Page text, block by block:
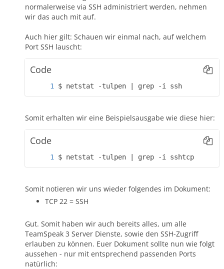
normalerweise via SSH administriert werden, nehmen
wir das auch mit auf.
Auch hier gilt: Schauen wir einmal nach, auf welchem
Port SSH lauscht:
Code
$ netstat -tulpen | grep -i ssh
Somit erhalten wir eine Beispielsausgabe wie diese hier:
Code
$ netstat -tulpen | grep -i sshtcp
Somit notieren wir uns wieder folgendes im Dokument:
TCP 22 = SSH
Gut. Somit haben wir auch bereits alles, um alle
TeamSpeak 3 Server Dienste, sowie den SSH-Zugriff
erlauben zu können. Euer Dokument sollte nun wie folgt
aussehen - nur mit entsprechend passenden Ports
natürlich: